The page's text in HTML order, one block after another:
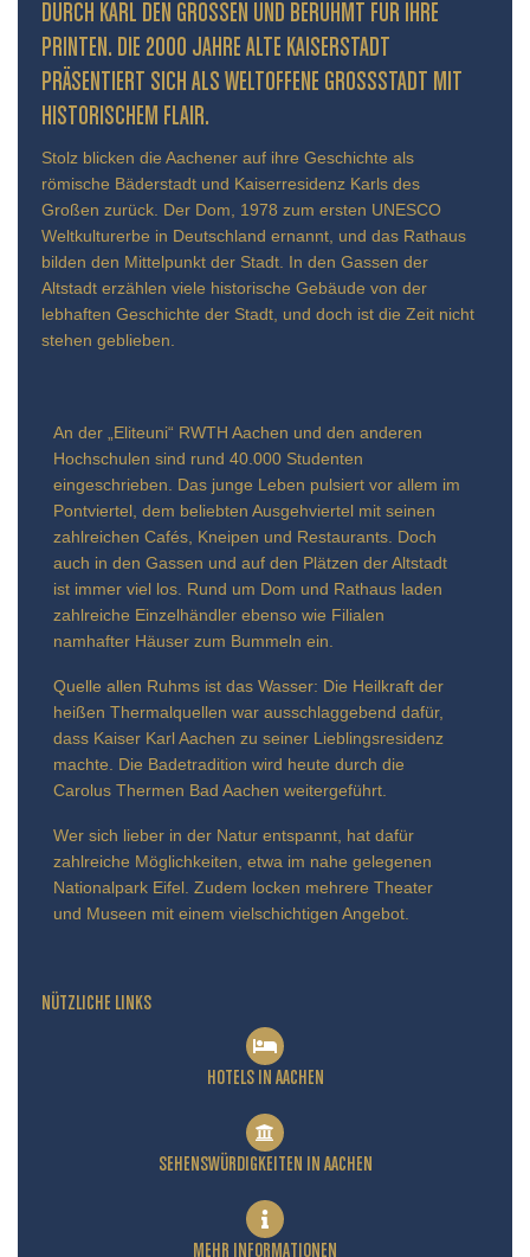
URCH KARL DEN GROSSEN UND BERÜHMT FÜR IHRE PR
INTEN. DIE 2000 JAHRE ALTE KAISERSTADT PR
ÄSENTIERT SICH ALS WELTOFFENE GROSSSTADT MIT HIS
TORISCHEM FLAIR.
Stolz blicken die Aachener auf ihre Geschichte als
römische Bäderstadt und Kaiserresidenz Karls des
Großen zurück. Der Dom, 1978 zum ersten UNESCO
Weltkulturerbe in Deutschland ernannt, und das Rathaus
bilden den Mittelpunkt der Stadt. In den Gassen der
Altstadt erzählen viele historische Gebäude von der
lebhaften Geschichte der Stadt, und doch ist die Zeit nicht
stehen geblieben.
An der „Eliteuni“ RWTH Aachen und den anderen
Hochschulen sind rund 40.000 Studenten
eingeschrieben. Das junge Leben pulsiert vor allem im
Pontviertel, dem beliebten Ausgehviertel mit seinen
zahlreichen Cafés, Kneipen und Restaurants. Doch
auch in den Gassen und auf den Plätzen der Altstadt
ist immer viel los. Rund um Dom und Rathaus laden
zahlreiche Einzelhändler ebenso wie Filialen
namhafter Häuser zum Bummeln ein.
Quelle allen Ruhms ist das Wasser: Die Heilkraft der
heißen Thermalquellen war ausschlaggebend dafür,
dass Kaiser Karl Aachen zu seiner Lieblingsresidenz
machte. Die Badetradition wird heute durch die
Carolus Thermen Bad Aachen weitergeführt.
Wer sich lieber in der Natur entspannt, hat dafür
zahlreiche Möglichkeiten, etwa im nahe gelegenen
Nationalpark Eifel. Zudem locken mehrere Theater
und Museen mit einem vielschichtigen Angebot.
NÜTZLICHE LINKS
HOTELS IN AACHEN
SEHENSWÜRDIGKEITEN IN AACHEN
MEHR INFORMATIONEN